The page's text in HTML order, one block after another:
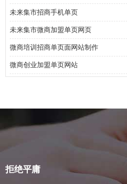
未来集市招商手机单页
未来集市微商加盟单页网页
微商培训招商单页面网站制作
微商创业加盟单页网站
拒绝平庸